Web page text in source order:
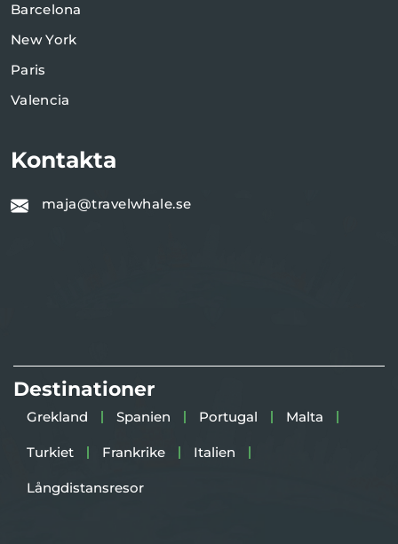
Barcelona
New York
Paris
Valencia
Kontakta
maja@travelwhale.se
Destinationer
Grekland Spanien Portugal Malta
Turkiet Frankrike Italien
Långdistansresor